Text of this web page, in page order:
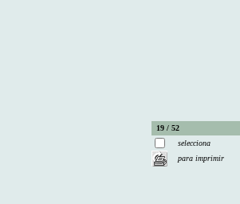
19 / 52
selecciona
para imprimir